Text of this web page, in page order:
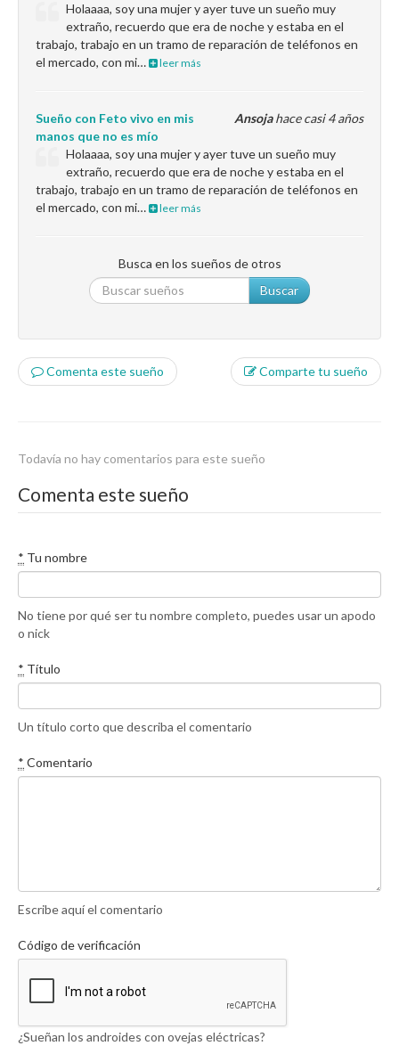
Holaaaa, soy una mujer y ayer tuve un sueño muy
extraño, recuerdo que era de noche y estaba en el
trabajo, trabajo en un tramo de reparación de teléfonos en
el mercado, con mi…
leer más
Ansojahace casi 4 años
Sueño con Feto vivo en mis
manos que no es mío
Holaaaa, soy una mujer y ayer tuve un sueño muy
extraño, recuerdo que era de noche y estaba en el
trabajo, trabajo en un tramo de reparación de teléfonos en
el mercado, con mi…
leer más
Busca en los sueños de otros
Buscar
Comenta este sueño Comparte tu sueño
Todavía no hay comentarios para este sueño
Comenta este sueño
* Tu nombre
No tiene por qué ser tu nombre completo, puedes usar un apodo
o nick
* Título
Un título corto que describa el comentario
* Comentario
Escribe aquí el comentario
Código de verificación
¿Sueñan los androides con ovejas eléctricas?